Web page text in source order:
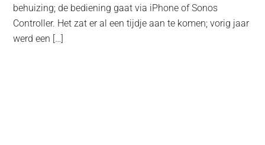
behuizing; de bediening gaat via iPhone of Sonos
Controller. Het zat er al een tijdje aan te komen; vorig jaar
werd een […]